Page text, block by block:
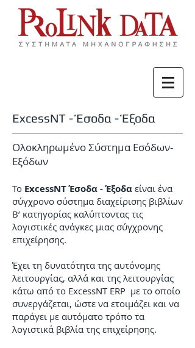
ExcessNT - Έσοδα - Έξοδα
Ολοκληρωμένο Σύστημα Εσόδων-
Εξόδων
Το ExcessNT Έσοδα - Έξοδα είναι ένα
σύγχρονο σύστημα διαχείρισης βιβλίων
Β’ κατηγορίας καλύπτοντας τις
λογιστικές ανάγκες μιας σύγχρονης
επιχείρησης.
Έχει τη δυνατότητα της αυτόνομης
λειτουργίας, αλλά και της λειτουργίας
κάτω από το ExcessNT ERP με το οποίο
συνεργάζεται, ώστε να ετοιμάζει και να
παράγει με αυτόματο τρόπο τα
λογιστικά βιβλία της επιχείρησης.